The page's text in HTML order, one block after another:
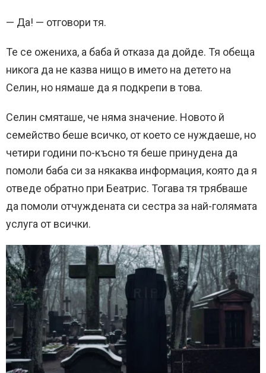
— Да! — отговори тя.
Те се ожениха, а баба й отказа да дойде. Тя обеща
никога да не казва нищо в името на детето на
Селин, но нямаше да я подкрепи в това.
Селин смяташе, че няма значение. Новото й
семейство беше всичко, от което се нуждаеше, но
четири години по-късно тя беше принудена да
помоли баба си за някаква информация, която да я
отведе обратно при Беатрис. Тогава тя трябваше
да помоли отчуждената си сестра за най-голямата
услуга от всички.